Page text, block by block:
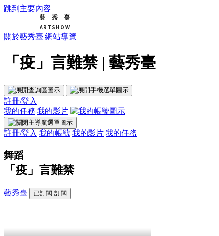
跳到主要內容
關於藝秀臺 網站導覽
「疫」言難禁 | 藝秀臺
註冊/登入
我的任務 我的影片
註冊/登入 我的帳號 我的影片 我的任務
舞蹈
「疫」言難禁
藝秀臺 已訂閱 訂閱